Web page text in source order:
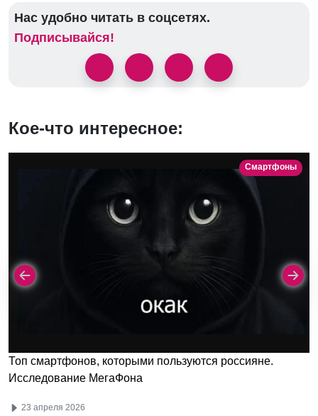
Нас удобно читать в соцсетях.
Подписывайся!
Кое-что интересное:
Смартфоны
Топ смартфонов, которыми пользуются россияне.
Исследование МегаФона
23 апреля 2026